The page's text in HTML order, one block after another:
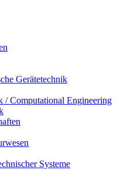
Gerätetechnik
/ Computational Engineering
Systeme